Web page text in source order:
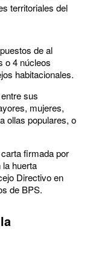
territoriales del
de al
o 4 núcleos
habitacionales.
sus
mujeres,
ollas populares, o
firmada por
huerta
Directivo en
de BPS.